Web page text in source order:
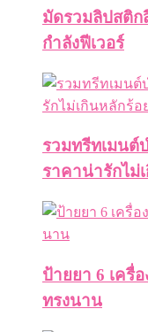
มัดรวมลิปสติก
กำลังฟีเวอร์
รวมทรีทเมนต์
ราคาน่ารักไม่
ป้ายยา 6 เครื่
ทรงนาน